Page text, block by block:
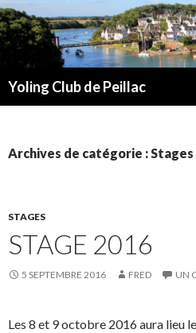
Yoling Club de Peillac
Archives de catégorie : Stages
STAGES
STAGE 2016
5 SEPTEMBRE 2016 FRED UN
Les 8 et 9 octobre 2016 aura lieu